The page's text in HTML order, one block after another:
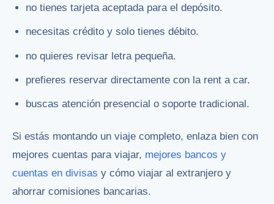
no tienes tarjeta aceptada para el depósito.
necesitas crédito y solo tienes débito.
no quieres revisar letra pequeña.
prefieres reservar directamente con la rent a car.
buscas atención presencial o soporte tradicional.
Si estás montando un viaje completo, enlaza bien con
mejores cuentas para viajar, mejores bancos y
cuentas en divisas y cómo viajar al extranjero y
ahorrar comisiones bancarias.